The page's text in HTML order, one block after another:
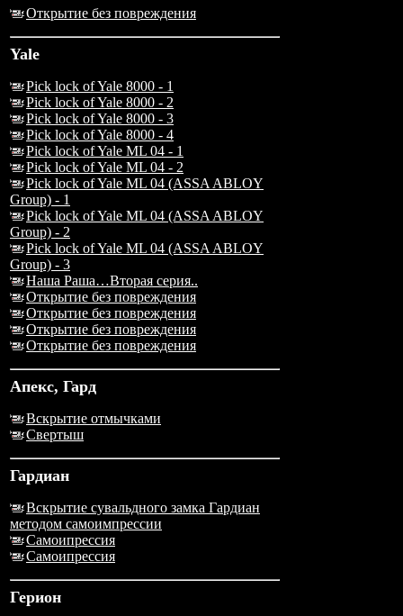
Открытие без повреждения
Yale
Pick lock of Yale 8000 - 1
Pick lock of Yale 8000 - 2
Pick lock of Yale 8000 - 3
Pick lock of Yale 8000 - 4
Pick lock of Yale ML 04 - 1
Pick lock of Yale ML 04 - 2
Pick lock of Yale ML 04 (ASSA ABLOY
Group) - 1
Pick lock of Yale ML 04 (ASSA ABLOY
Group) - 2
Pick lock of Yale ML 04 (ASSA ABLOY
Group) - 3
Наша Раша…Вторая серия..
Открытие без повреждения
Открытие без повреждения
Открытие без повреждения
Открытие без повреждения
Апекс, Гард
Вскрытие отмычками
Свертыш
Гардиан
Вскрытие сувальдного замка Гардиан
методом самоимпрессии
Самоипрессия
Самоипрессия
Герион